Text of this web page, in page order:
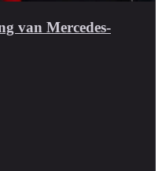
van Mercedes-